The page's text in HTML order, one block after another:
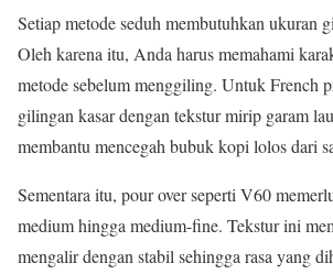
Setiap metode seduh membutuhkan ukuran
Oleh karena itu, Anda harus memahami
metode sebelum menggiling. Untuk French
gilingan kasar dengan tekstur mirip garam
membantu mencegah bubuk kopi lolos dari
Sementara itu, pour over seperti V60
medium hingga medium-fine. Tekstur ini
mengalir dengan stabil sehingga rasa yang